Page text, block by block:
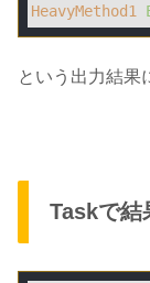
HeavyMethod1
という出力結果
Taskで結